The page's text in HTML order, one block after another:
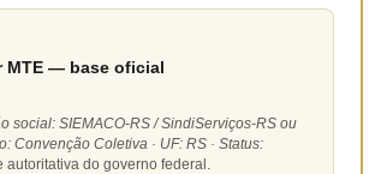
— base oficial
social: SIEMACO-RS / SindiServiços-RS ou
Convenção Coletiva · UF: RS · Status:
autoritativa do governo federal.